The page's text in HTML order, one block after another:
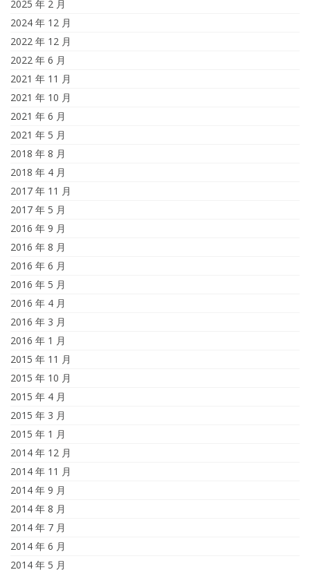
2025 年 2 月
2024 年 12 月
2022 年 12 月
2022 年 6 月
2021 年 11 月
2021 年 10 月
2021 年 6 月
2021 年 5 月
2018 年 8 月
2018 年 4 月
2017 年 11 月
2017 年 5 月
2016 年 9 月
2016 年 8 月
2016 年 6 月
2016 年 5 月
2016 年 4 月
2016 年 3 月
2016 年 1 月
2015 年 11 月
2015 年 10 月
2015 年 4 月
2015 年 3 月
2015 年 1 月
2014 年 12 月
2014 年 11 月
2014 年 9 月
2014 年 8 月
2014 年 7 月
2014 年 6 月
2014 年 5 月